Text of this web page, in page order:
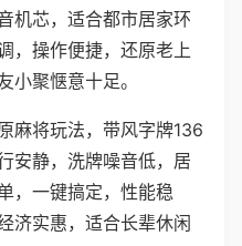
机芯，适合都市居家环
，操作便捷，还原老上
小聚惬意十足。
麻将玩法，带风字牌136
安静，洗牌噪音低，居
，一键搞定，性能稳
济实惠，适合长辈休闲